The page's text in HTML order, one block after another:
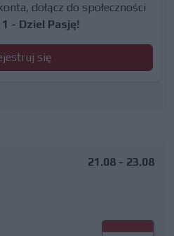
dołącz do społeczności
- Dziel Pasję!
się
21.08 - 23.08